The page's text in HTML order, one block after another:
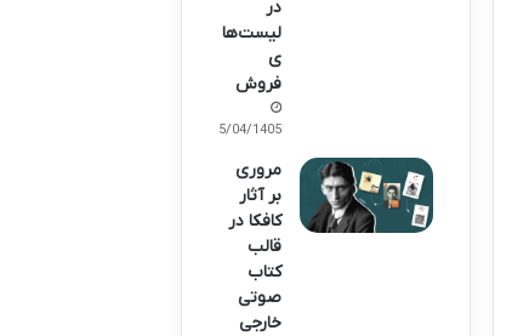
در
لیست‌ها
ی
فروش
15/04/1405
مروری
بر آثار
کافکا در
قالب
کتاب
صوتی
خارجی